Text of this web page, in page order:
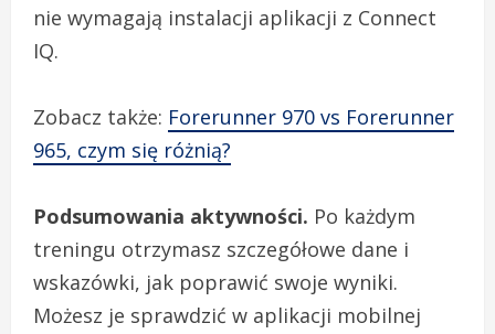
nie wymagają instalacji aplikacji z Connect
IQ.
Zobacz także: Forerunner 970 vs Forerunner
965, czym się różnią?
Podsumowania aktywności. Po każdym
treningu otrzymasz szczegółowe dane i
wskazówki, jak poprawić swoje wyniki.
Możesz je sprawdzić w aplikacji mobilnej